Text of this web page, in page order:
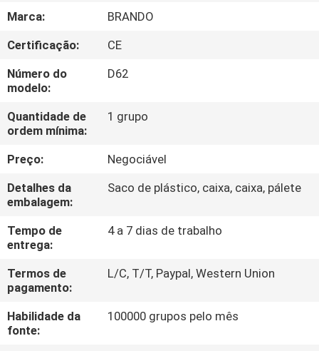
NÓS
VISITA
À
FÁBRICA
CONTROLE
DE
QUALIDADE
CONTACTE-
NOS
SOLICITE UM
Marca:
BRANDO
Certificação:
CE
Número do
modelo:
D62
Quantidade de
ordem mínima:
1 grupo
Preço:
Negociável
Detalhes da
embalagem:
Saco de plástico, caixa, caixa, pálete
Tempo de
entrega:
4 a 7 dias de trabalho
Termos de
pagamento:
L/C, T/T, Paypal, Western Union
Habilidade da
fonte:
100000 grupos pelo mês